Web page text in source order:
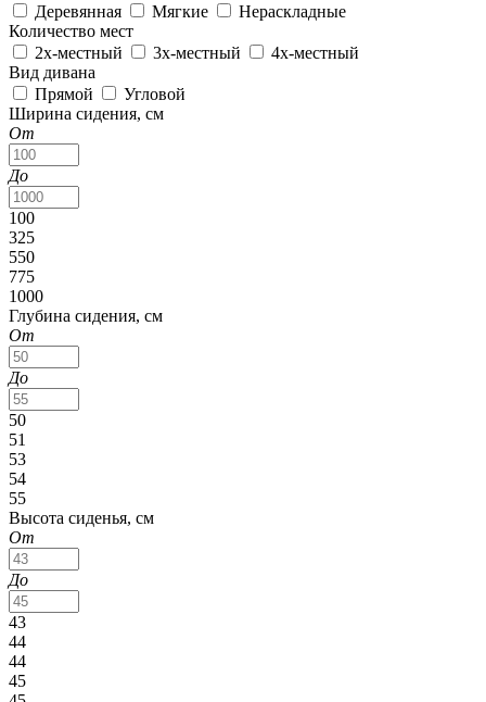
Деревянная
Мягкие
Нераскладные
Количество мест
2х-местный
3х-местный
4х-местный
Вид дивана
Прямой
Угловой
Ширина сидения, см
От
До
100
325
550
775
1000
Глубина сидения, см
От
До
50
51
53
54
55
Высота сиденья, см
От
До
43
44
44
45